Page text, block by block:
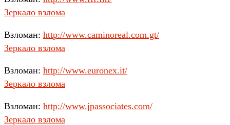
Зеркало взлома
Взломан: http://www.caminoreal.com.gt/
Зеркало взлома
Взломан: http://www.euronex.it/
Зеркало взлома
Взломан: http://www.jpassociates.com/
Зеркало взлома